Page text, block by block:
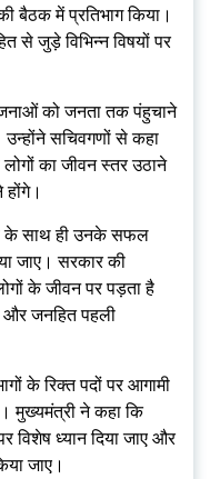
बैठक में प्रतिभाग किया।
से जुड़े विभिन्न विषयों पर
को जनता तक पंहुचाने
उन्होंने सचिवगणों से कहा
का जीवन स्तर उठाने
के साथ ही उनके सफल
जाए। सरकार की
के जीवन पर पड़ता है
और जनहित पहली
के रिक्त पदों पर आगामी
मुख्यमंत्री ने कहा कि
विशेष ध्यान दिया जाए और
जाए।